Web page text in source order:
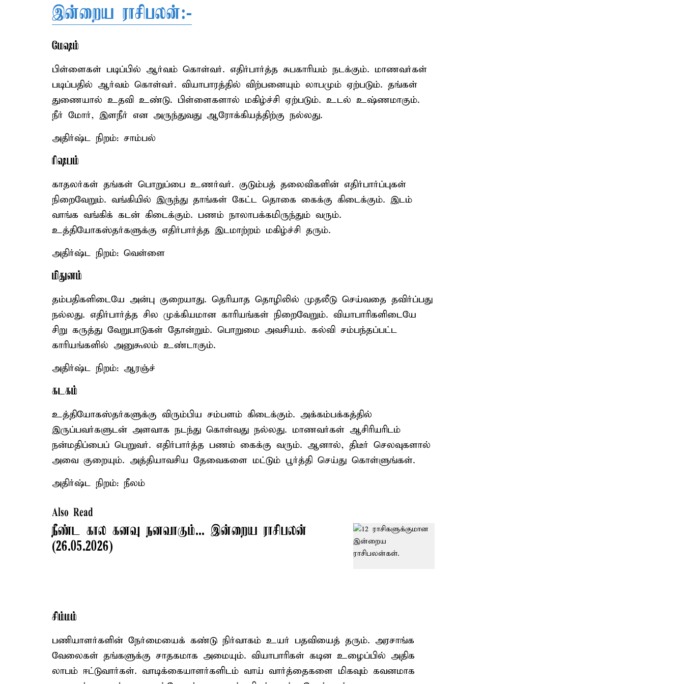
இன்றைய ராசிபலன்:-
மேஷம்
பிள்ளைகள் படிப்பில் ஆர்வம் கொள்வர். எதிர்பார்த்த சுபகாரியம் நடக்கும். மாணவர்கள்
படிப்பதில் ஆர்வம் கொள்வர். வியாபாரத்தில் விற்பனையும் லாபமும் ஏற்படும். தங்கள்
துணையால் உதவி உண்டு. பிள்ளைகளால் மகிழ்ச்சி ஏற்படும். உடல் உஷ்ணமாகும்.
நீர் மோர், இளநீர் என அருந்துவது ஆரோக்கியத்திற்கு நல்லது.
அதிர்ஷ்ட நிறம்: சாம்பல்
ரிஷபம்
காதலர்கள் தங்கள் பொறுப்பை உணர்வர். குடும்பத் தலைவிகளின் எதிர்பார்ப்புகள்
நிறைவேறும். வங்கியில் இருந்து தாங்கள் கேட்ட தொகை கைக்கு கிடைக்கும். இடம்
வாங்க வங்கிக் கடன் கிடைக்கும். பணம் நாலாபக்கமிருந்தும் வரும்.
உத்தியோகஸ்தர்களுக்கு எதிர்பார்த்த இடமாற்றம் மகிழ்ச்சி தரும்.
அதிர்ஷ்ட நிறம்: வெள்ளை
மிதுனம்
தம்பதிகளிடையே அன்பு குறையாது. தெரியாத தொழிலில் முதலீடு செய்வதை தவிர்ப்பது
நல்லது. எதிர்பார்த்த சில முக்கியமான காரியங்கள் நிறைவேறும். வியாபாரிகளிடையே
சிறு கருத்து வேறுபாடுகள் தோன்றும். பொறுமை அவசியம். கல்வி சம்பந்தப்பட்ட
காரியங்களில் அனுகூலம் உண்டாகும்.
அதிர்ஷ்ட நிறம்: ஆரஞ்ச்
கடகம்
உத்தியோகஸ்தர்களுக்கு விரும்பிய சம்பளம் கிடைக்கும். அக்கம்பக்கத்தில்
இருப்பவர்களுடன் அளவாக நடந்து கொள்வது நல்லது. மாணவர்கள் ஆசிரியரிடம்
நன்மதிப்பைப் பெறுவர். எதிர்பார்த்த பணம் கைக்கு வரும். ஆனால், திடீர் செலவுகளால்
அவை குறையும். அத்தியாவசிய தேவைகளை மட்டும் பூர்த்தி செய்து கொள்ளுங்கள்.
அதிர்ஷ்ட நிறம்: நீலம்
Also Read
நீண்ட கால கனவு நனவாகும்... இன்றைய ராசிபலன்
(26.05.2026)
சிம்மம்
பணியாளர்களின் நேர்மையைக் கண்டு நிர்வாகம் உயர் பதவியைத் தரும். அரசாங்க
வேலைகள் தங்களுக்கு சாதகமாக அமையும். வியாபாரிகள் கடின உழைப்பில் அதிக
லாபம் ஈட்டுவார்கள். வாடிக்கையாளர்களிடம் வாய் வார்த்தைகளை மிகவும் கவனமாக